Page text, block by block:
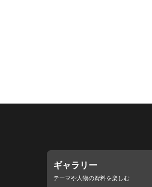
ギャラリー
テーマや人物の資料を楽しむ